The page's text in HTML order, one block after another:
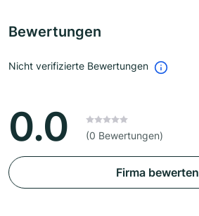
Bewertungen
Nicht verifizierte Bewertungen
0.0 (0 Bewertungen)
Firma bewerten